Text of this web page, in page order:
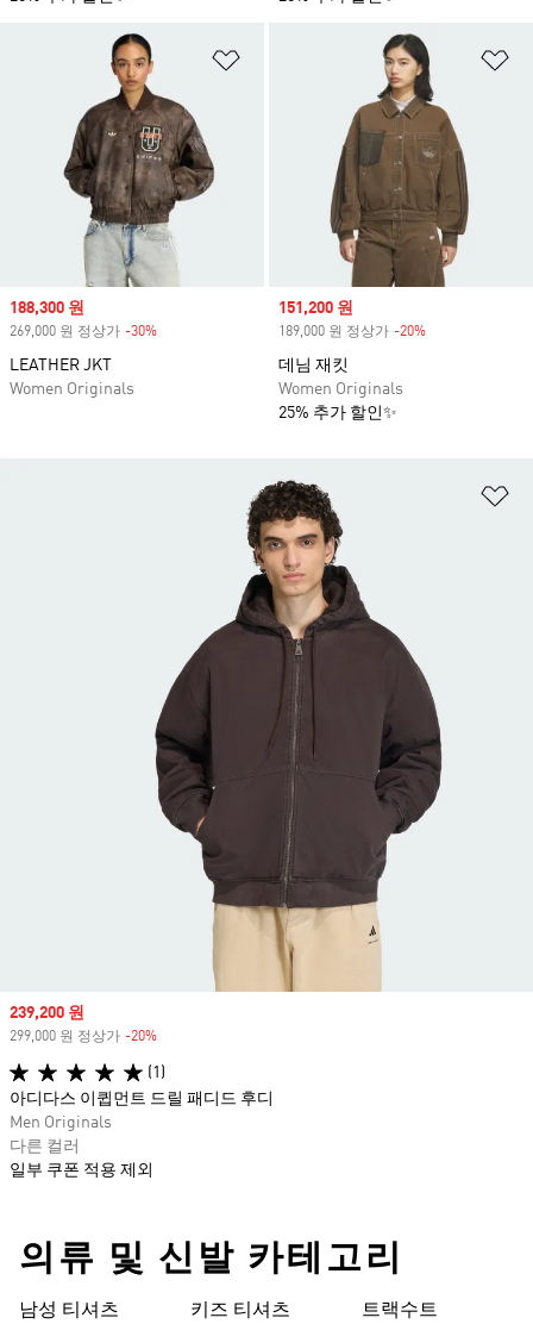
위시리스트 담기
Sale price
188,300 원
269,000 원 정상가 -30%
LEATHER JKT
Women Originals
Sale price
151,200 원
189,000 원 정상가 -20%
데님 재킷
Women Originals
25% 추가 할인✨
Sale price
239,200 원
299,000 원 정상가 -20%
(1)
아디다스 이큅먼트 드릴 패디드 후디
Men Originals
다른 컬러
일부 쿠폰 적용 제외
의류 및 신발 카테고리
남성 티셔츠 키즈 티셔츠 트랙수트